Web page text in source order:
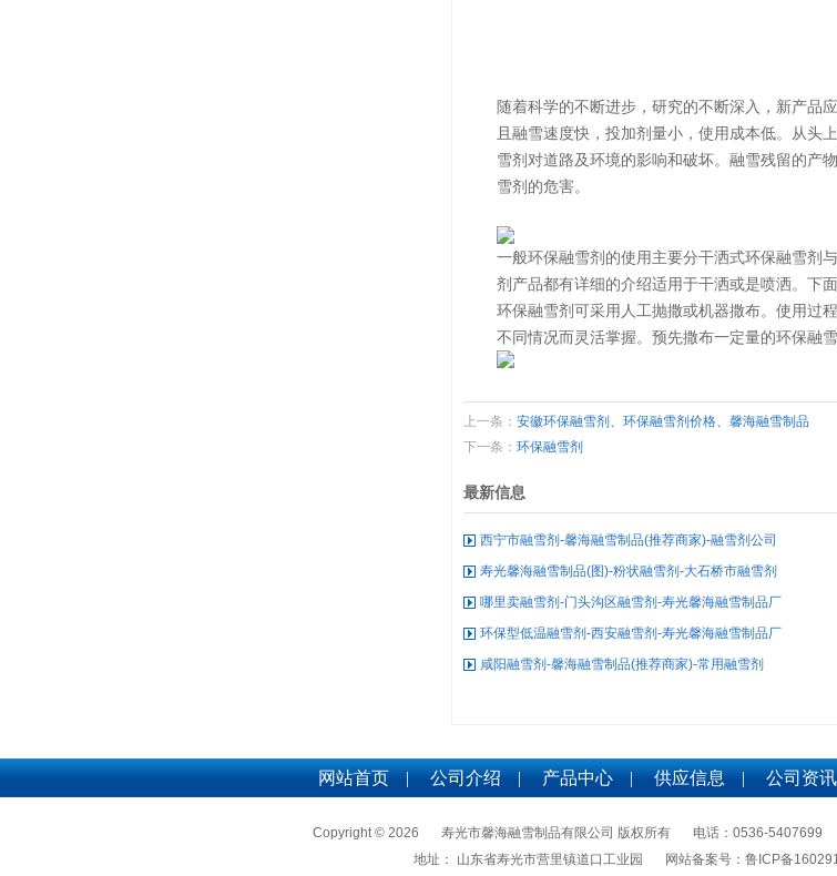
随着科学的不断进步，研究的不断深入，新产品
且融雪速度快，投加剂量小，使用成本低。从头
雪剂对道路及环境的影响和破坏。融雪残留的产
雪剂的危害。
一般环保融雪剂的使用主要分干洒式环保融雪剂
剂产品都有详细的介绍适用于干洒或是喷洒。下
环保融雪剂可采用人工抛撒或机器撒布。使用过
不同情况而灵活掌握。预先撒布一定量的环保融雪
上一条： 安徽环保融雪剂、环保融雪剂价格、馨海融雪制品
下一条： 环保融雪剂
最新信息
西宁市融雪剂-馨海融雪制品(推荐商家)-融雪剂公司
寿光馨海融雪制品(图)-粉状融雪剂-大石桥市融雪剂
哪里卖融雪剂-门头沟区融雪剂-寿光馨海融雪制品厂
环保型低温融雪剂-西安融雪剂-寿光馨海融雪制品厂
咸阳融雪剂-馨海融雪制品(推荐商家)-常用融雪剂
网站首页 | 公司介绍 | 产品中心 | 供应信息 | 公司资讯
Copyright © 2026 寿光市馨海融雪制品有限公司 版权所有 电话：0536-5407699
地址： 山东省寿光市营里镇道口工业园
网站备案号： 鲁ICP备